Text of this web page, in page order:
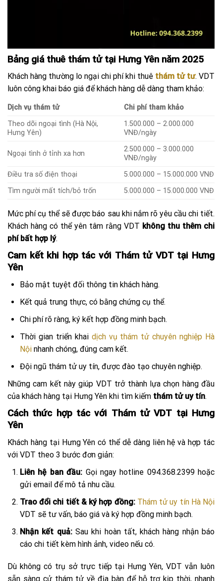
Bảng giá thuê thám tử tại Hưng Yên năm 2025
Khách hàng thường lo ngại chi phí khi thuê thám tử tư. VDT
luôn công khai báo giá để khách hàng dễ dàng tham khảo:
Dịch vụ thám tử
Chi phí tham khảo
Theo dõi ngoại tình (Hà Nội,
Hưng Yên)
1.500.000 – 2.000.000
VNĐ/ngày
Ngoại tình ở tỉnh xa hơn
2.500.000 – 3.000.000
VNĐ/ngày
Điều tra số điện thoại
5.000.000 – 15.000.000 VNĐ
Tìm người mất tích/bỏ trốn
5.000.000 – 15.000.000 VNĐ
Mức phí cụ thể sẽ được báo sau khi nắm rõ yêu cầu chi tiết.
Khách hàng có thể yên tâm rằng VDT không thu thêm chi
phí bất hợp lý.
Cam kết khi hợp tác với Thám tử VDT tại Hưng
Yên
Bảo mật tuyệt đối thông tin khách hàng.
Kết quả trung thực, có bằng chứng cụ thể.
Chi phí rõ ràng, ký kết hợp đồng minh bạch.
Thời gian triển khai dịch vụ thám tử chuyên nghiệp Hà
Nội nhanh chóng, đúng cam kết.
Đội ngũ thám tử uy tín, được đào tạo chuyên nghiệp.
Những cam kết này giúp VDT trở thành lựa chọn hàng đầu
của khách hàng tại Hưng Yên khi tìm kiếm thám tử uy tín.
Cách thức hợp tác với Thám tử VDT tại Hưng
Yên
Khách hàng tại Hưng Yên có thể dễ dàng liên hệ và hợp tác
với VDT theo 3 bước đơn giản:
Liên hệ ban đầu: Gọi ngay hotline 094.368.2399 hoặc
gửi email để mô tả nhu cầu.
Trao đổi chi tiết & ký hợp đồng: Thám tử uy tín Hà Nội
VDT sẽ tư vấn, báo giá và ký hợp đồng minh bạch.
Nhận kết quả:Sau khi hoàn tất, khách hàng nhận báo
cáo chi tiết kèm hình ảnh, video nếu có.
Dù không có trụ sở trực tiếp tại Hưng Yên, VDT vẫn luôn
sẵn sàng cử thám tử về địa bàn để hỗ trợ kịp thời, nhanh